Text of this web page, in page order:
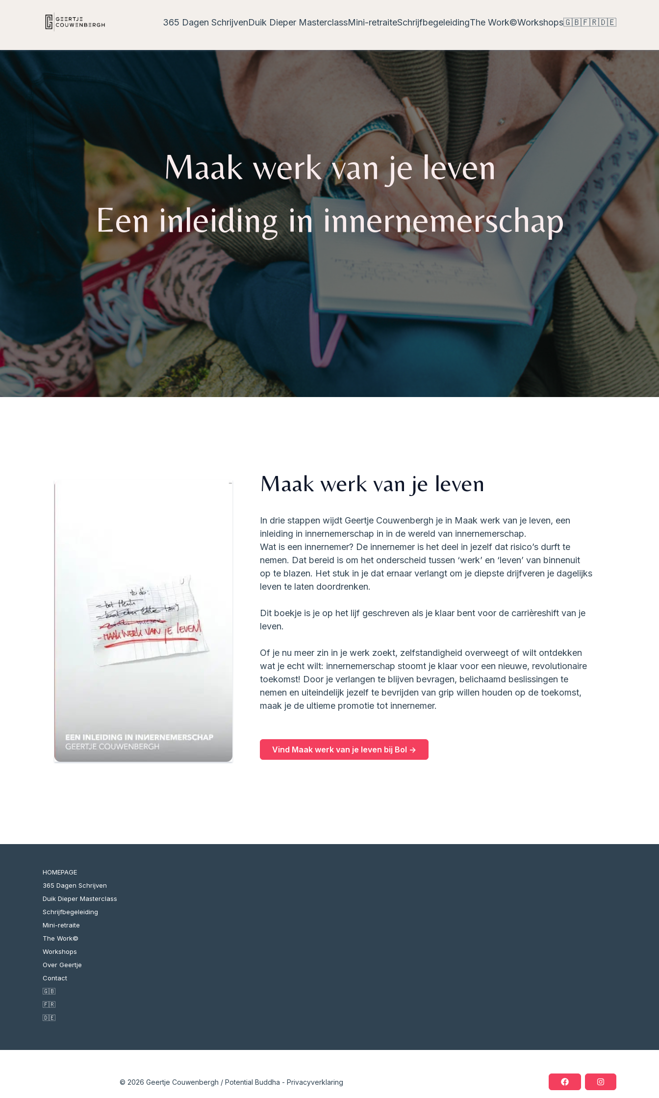
365 Dagen SchrijvenDuik Dieper MasterclassMini-retraiteSchrijfbegeleidingThe Work©Workshops🇬🇧🇫🇷🇩🇪
Maak werk van je leven
Een inleiding in innernemerschap
Maak werk van je leven
In drie stappen wijdt Geertje Couwenbergh je in Maak werk van je leven, een
inleiding in innernemerschap in in de wereld van innernemerschap.
Wat is een innernemer? De innernemer is het deel in jezelf dat risico’s durft te
nemen. Dat bereid is om het onderscheid tussen ‘werk’ en ‘leven’ van binnenuit
op te blazen. Het stuk in je dat ernaar verlangt om je diepste drijfveren je dagelijks
leven te laten doordrenken.
Dit boekje is je op het lijf geschreven als je klaar bent voor de carrièreshift van je
leven.
Of je nu meer zin in je werk zoekt, zelfstandigheid overweegt of wilt ontdekken
wat je echt wilt: innernemerschap stoomt je klaar voor een nieuwe, revolutionaire
toekomst! Door je verlangen te blijven bevragen, belichaamd beslissingen te
nemen en uiteindelijk jezelf te bevrijden van grip willen houden op de toekomst,
maak je de ultieme promotie tot innernemer.
Vind Maak werk van je leven bij Bol ->
HOMEPAGE
365 Dagen Schrijven
Duik Dieper Masterclass
Schrijfbegeleiding
Mini-retraite
The Work©
Workshops
Over Geertje
Contact
🇬🇧
🇫🇷
🇩🇪
© 2026 Geertje Couwenbergh / Potential Buddha - Privacyverklaring